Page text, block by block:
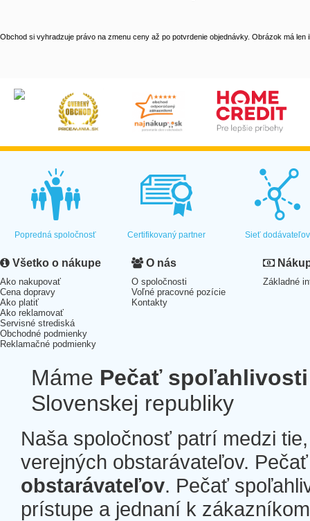
Obchod si vyhradzuje právo na zmenu ceny až po potvrdenie objednávky. Obrázok má len
Popredná spoločnosť Certifikovaný partner Sieť dodávateľov
Všetko o nákupe
Ako nakupovať
Cena dopravy
Ako platiť
Ako reklamovať
Servisné strediská
Obchodné podmienky
Reklamačné podmienky
O nás
O spoločnosti
Voľné pracovné pozície
Kontakty
Základné
Máme Pečať spoľahlivosti
Slovenskej republiky
Naša spoločnosť patrí medzi
verejných obstarávateľov.
obstarávateľov. Pečať
prístupe a jednaní k